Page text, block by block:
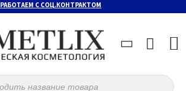
РАБОТАЕМ С СОЦ.КОНТРАКТОМ